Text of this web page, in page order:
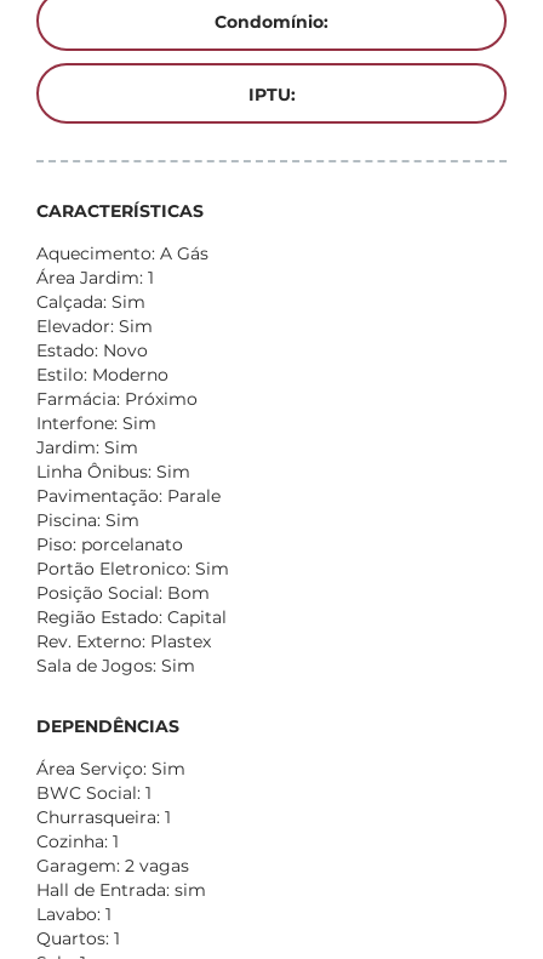
Condomínio:
IPTU:
CARACTERÍSTICAS
Aquecimento: A Gás
Área Jardim: 1
Calçada: Sim
Elevador: Sim
Estado: Novo
Estilo: Moderno
Farmácia: Próximo
Interfone: Sim
Jardim: Sim
Linha Ônibus: Sim
Pavimentação: Parale
Piscina: Sim
Piso: porcelanato
Portão Eletronico: Sim
Posição Social: Bom
Região Estado: Capital
Rev. Externo: Plastex
Sala de Jogos: Sim
DEPENDÊNCIAS
Área Serviço: Sim
BWC Social: 1
Churrasqueira: 1
Cozinha: 1
Garagem: 2 vagas
Hall de Entrada: sim
Lavabo: 1
Quartos: 1